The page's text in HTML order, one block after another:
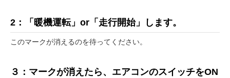
2：「暖機運転」or「走行開始」します。
このマークが消えるのを待ってください。
３：マークが消えたら、エアコンのスイッチをON